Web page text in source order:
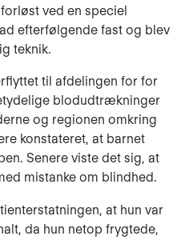
ved en speciel
efterfølgende fast og blev
teknik.
til afdelingen for for
blodudtrækninger
og regionen omkring
konstateret, at barnet
Senere viste det sig, at
mistanke om blindhed.
at hun var
da hun netop frygtede,